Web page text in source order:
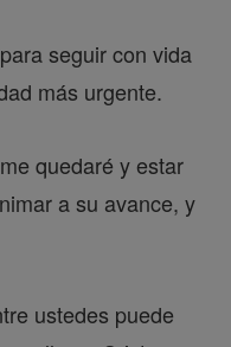
seguir con vida
más urgente.
quedaré y estar
a su avance, y
ustedes puede